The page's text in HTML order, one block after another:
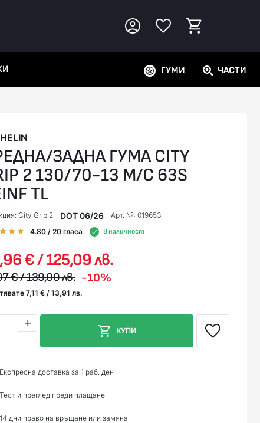
ГУМИ ЧАСТИ
ЗАДНА ГУМА CITY
2 130/70-13 M/C 63S
TL
City Grip 2 DOT 06/26
Арт. №: 019653
4.80 / 20 гласа В наличност
€ / 125,09 лв.
€ / 139,00 лв. -10%
7,11 € / 13,91 лв.
КУПИ
Експресна доставка за 1 раб. ден
Тест и преглед преди плащане
14 дни право на връщане или замяна